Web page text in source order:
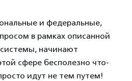
и федеральные,
в рамках описанной
начинают
сфере бесполезно что-
идут не тем путем!